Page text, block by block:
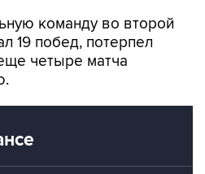
команду во второй
19 побед, потерпел
четыре матча